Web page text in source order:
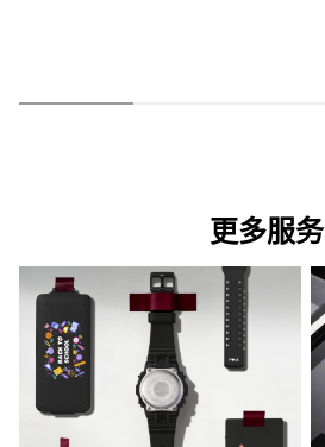
更多服务